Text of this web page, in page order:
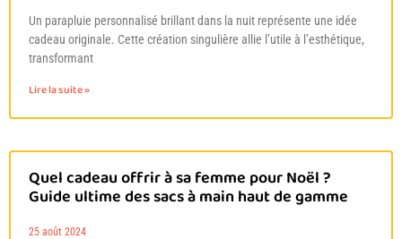
Un parapluie personnalisé brillant dans la nuit représente une idée
cadeau originale. Cette création singulière allie l’utile à l’esthétique,
transformant
Lire la suite »
Quel cadeau offrir à sa femme pour Noël ?
Guide ultime des sacs à main haut de gamme
25 août 2024